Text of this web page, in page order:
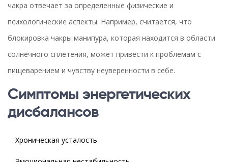
чакра отвечает за определенные физические и
психологические аспекты. Например, считается, что
блокировка чакры манипура, которая находится в области
солнечного сплетения, может привести к проблемам с
пищеварением и чувству неуверенности в себе.
Симптомы энергетических
дисбалансов
Хроническая усталость